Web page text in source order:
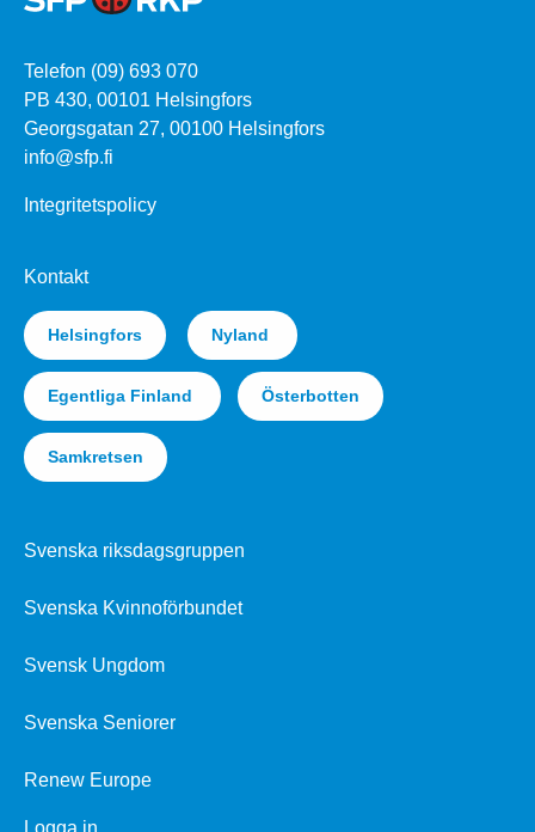
Telefon (09) 693 070
PB 430, 00101 Helsingfors
Georgsgatan 27, 00100 Helsingfors
info@sfp.fi
Integritetspolicy
Kontakt
Helsingfors Nyland
Egentliga Finland Österbotten
Samkretsen
Svenska riksdagsgruppen
Svenska Kvinnoförbundet
Svensk Ungdom
Svenska Seniorer
Renew Europe
Logga in